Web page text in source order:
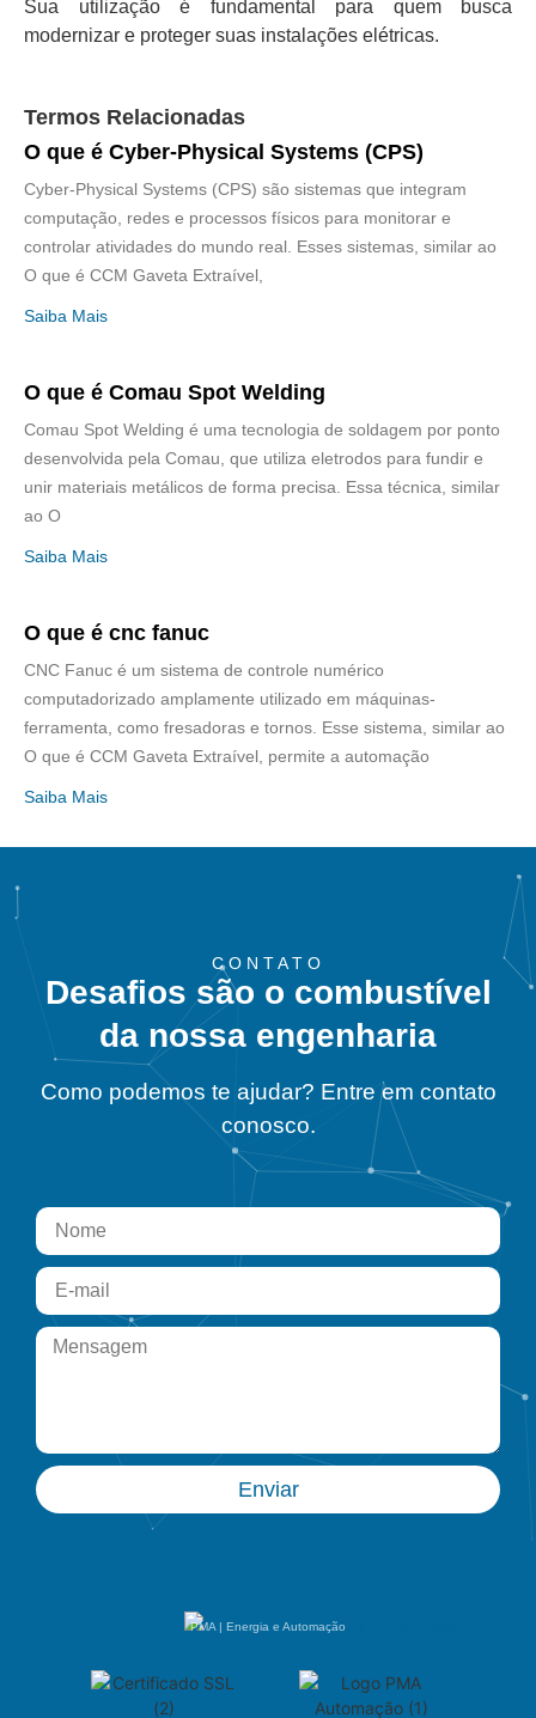
Sua utilização é fundamental para quem busca
modernizar e proteger suas instalações elétricas.
Termos Relacionadas
O que é Cyber-Physical Systems (CPS)
Cyber-Physical Systems (CPS) são sistemas que integram
computação, redes e processos físicos para monitorar e
controlar atividades do mundo real. Esses sistemas, similar ao
O que é CCM Gaveta Extraível,
Saiba Mais
O que é Comau Spot Welding
Comau Spot Welding é uma tecnologia de soldagem por ponto
desenvolvida pela Comau, que utiliza eletrodos para fundir e
unir materiais metálicos de forma precisa. Essa técnica, similar
ao O
Saiba Mais
O que é cnc fanuc
CNC Fanuc é um sistema de controle numérico
computadorizado amplamente utilizado em máquinas-
ferramenta, como fresadoras e tornos. Esse sistema, similar ao
O que é CCM Gaveta Extraível, permite a automação
Saiba Mais
CONTATO
Desafios são o combustível
da nossa engenharia
Como podemos te ajudar? Entre em contato
conosco.
Enviar
PMA | Energia e Automação